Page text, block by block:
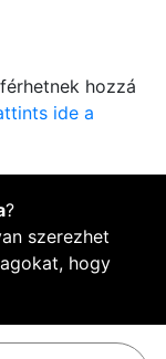
hozzá
ide a
?
szerezhet
hogy